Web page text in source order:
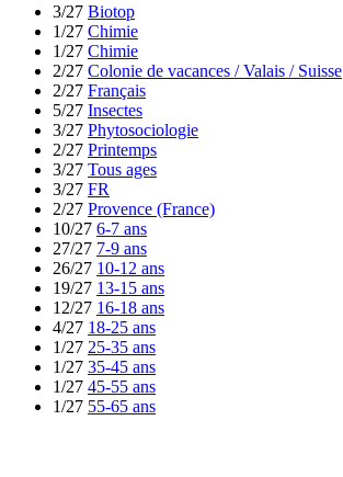
3/27 Biotop
1/27 Chimie
1/27 Chimie
2/27 Colonie de vacances / Valais / Suisse
2/27 Français
5/27 Insectes
3/27 Phytosociologie
2/27 Printemps
3/27 Tous ages
3/27 FR
2/27 Provence (France)
10/27 6-7 ans
27/27 7-9 ans
26/27 10-12 ans
19/27 13-15 ans
12/27 16-18 ans
4/27 18-25 ans
1/27 25-35 ans
1/27 35-45 ans
1/27 45-55 ans
1/27 55-65 ans